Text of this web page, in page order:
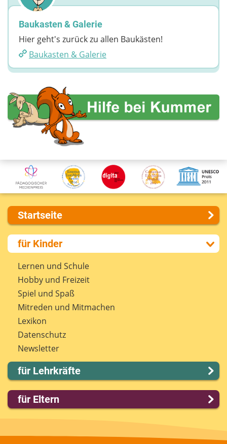
Baukasten & Galerie
Hier geht's zurück zu allen Baukästen!
Baukasten & Galerie
Startseite
Über uns
Presse
Kontakt
Impressum
Internet-ABC Sitemap
Barrierefreiheit
Länderprojekte
für Kinder
Lernen und Schule
Hobby und Freizeit
Spiel und Spaß
Mitreden und Mitmachen
Lexikon
Datenschutz
Newsletter
für Lehrkräfte
Lernmodule
Unterrichts­materialien
Praxishilfen
für Eltern
Spieletipps & Lernsoftware